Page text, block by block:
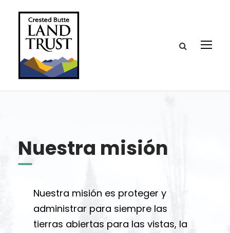
Nuestra misión
Nuestra misión es proteger y
administrar para siempre las
tierras abiertas para las vistas, la